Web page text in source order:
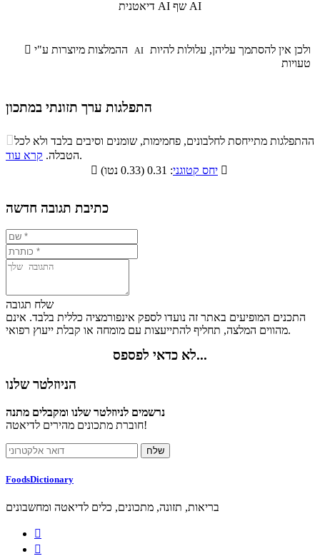
דיאטנית AI שף AI
 AI
טעויות
התפלגות ערך תזונתי במתכון
התפלגות ערך תזונתי במתכון
סיבים
תזונתיים
שומנים חלבונים
33.9% 39.6%
ההתפלגות מתייחסת לחלבונים, פחמימות, שומנים וסיבים בלבד ולא לכל
הטבלה. קרא עוד
.

יחס קטוגני 
כתיבת תגובה חדשה
שלח תגובה
התכנים המופיעים באתר זה נועדו לספק אינפורמציה כללית בלבד. אינם
מהווים המלצה, תחליף להתייעצות עם מומחה או קבלת ייעוץ רפואי.
לא כדאי לפספס...
הניוזלטר שלנו
נרשמים לניוזלטר שלנו ומקבלים מתנה
חוברת מתכונים מהירים לדיאטה!
FoodsDictionary
בריאות, תזונה, מתכונים, כלים לדיאטה ומחשבונים

